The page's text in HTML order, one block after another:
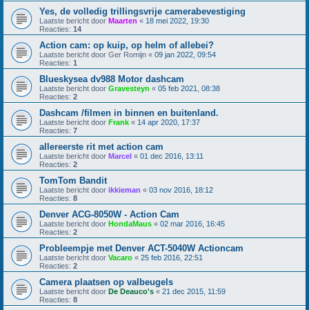
Yes, de volledig trillingsvrije camerabevestiging
Laatste bericht door Maarten « 18 mei 2022, 19:30
Reacties: 14
Action cam: op kuip, op helm of allebei?
Laatste bericht door Ger Romijn « 09 jan 2022, 09:54
Reacties: 1
Blueskysea dv988 Motor dashcam
Laatste bericht door Gravesteyn « 05 feb 2021, 08:38
Reacties: 2
Dashcam /filmen in binnen en buitenland.
Laatste bericht door Frank « 14 apr 2020, 17:37
Reacties: 7
allereerste rit met action cam
Laatste bericht door Marcel « 01 dec 2016, 13:11
Reacties: 2
TomTom Bandit
Laatste bericht door ikkieman « 03 nov 2016, 18:12
Reacties: 8
Denver ACG-8050W - Action Cam
Laatste bericht door HondaMaus « 02 mar 2016, 16:45
Reacties: 2
Probleempje met Denver ACT-5040W Actioncam
Laatste bericht door Vacaro « 25 feb 2016, 22:51
Reacties: 2
Camera plaatsen op valbeugels
Laatste bericht door De Deauco's « 21 dec 2015, 11:59
Reacties: 8